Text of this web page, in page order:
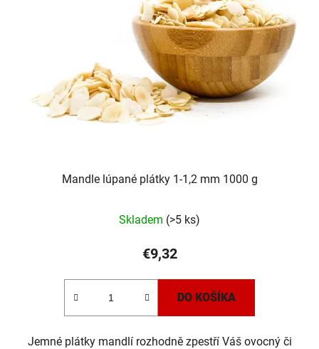
Mandle lúpané plátky 1-1,2 mm 1000 g
Skladem (>5 ks)
€9,32
DO KOŠÍKA
Jemné plátky mandlí rozhodně zpestří Váš ovocný či